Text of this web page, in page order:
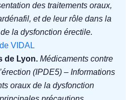
des traitements oraux,
et de leur rôle dans la
la dysfonction érectile.
VIDAL
de Lyon. Médicaments contre
(IPDE5) – Informations
oraux de la dysfonction